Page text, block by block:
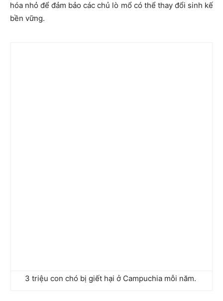
hóa nhỏ để đảm bảo các chủ lò mổ có thể thay đổi sinh kế
bền vững.
3 triệu con chó bị giết hại ở Campuchia mỗi năm.